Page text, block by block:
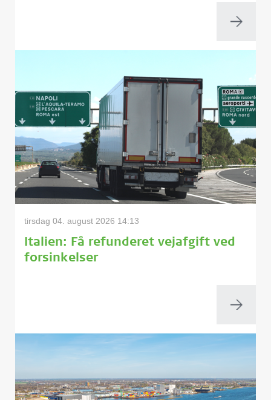
tirsdag 04. august 2026 14:13
Italien: Få refunderet vejafgift ved
forsinkelser